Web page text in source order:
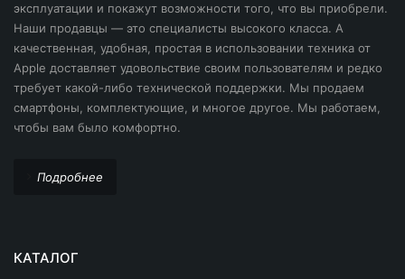
эксплуатации и покажут возможности того, что вы приобрели.
Наши продавцы — это специалисты высокого класса. А
качественная, удобная, простая в использовании техника от
Apple доставляет удовольствие своим пользователям и редко
требует какой-либо технической поддержки. Мы продаем
смартфоны, комплектующие, и многое другое. Мы работаем,
чтобы вам было комфортно.
Подробнее
КАТАЛОГ